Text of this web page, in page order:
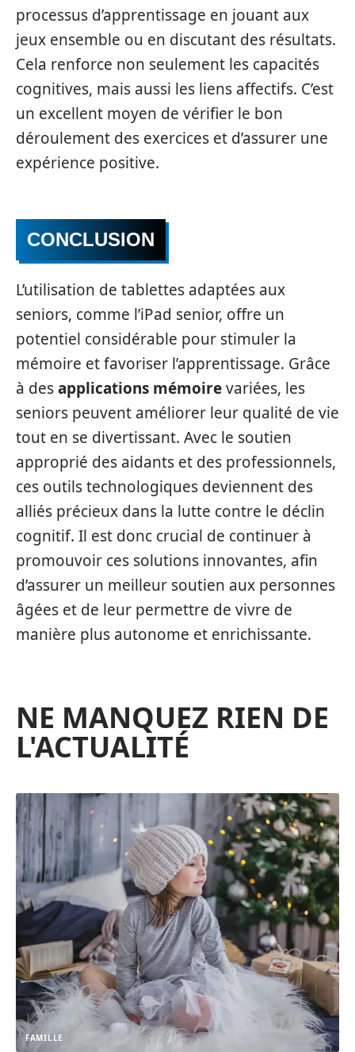
processus d’apprentissage en jouant aux
jeux ensemble ou en discutant des résultats.
Cela renforce non seulement les capacités
cognitives, mais aussi les liens affectifs. C’est
un excellent moyen de vérifier le bon
déroulement des exercices et d’assurer une
expérience positive.
CONCLUSION
L’utilisation de tablettes adaptées aux
seniors, comme l’iPad senior, offre un
potentiel considérable pour stimuler la
mémoire et favoriser l’apprentissage. Grâce
à desapplications mémoirevariées, les
seniors peuvent améliorer leur qualité de vie
tout en se divertissant. Avec le soutien
approprié des aidants et des professionnels,
ces outils technologiques deviennent des
alliés précieux dans la lutte contre le déclin
cognitif. Il est donc crucial de continuer à
promouvoir ces solutions innovantes, afin
d’assurer un meilleur soutien aux personnes
âgées et de leur permettre de vivre de
manière plus autonome et enrichissante.
NE MANQUEZ RIEN DE
L'ACTUALITÉ
FAMILLE